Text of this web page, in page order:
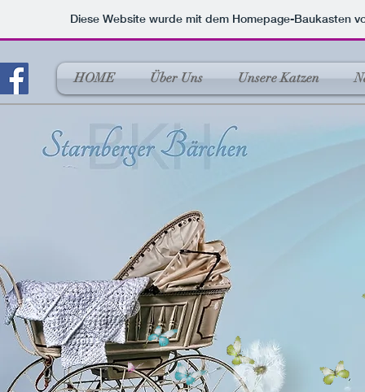
Diese Website wurde mit dem Homepage-Baukasten
HOME Über Uns Unsere Katzen